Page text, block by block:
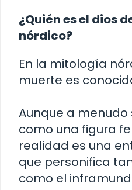
¿Quién es el dios
nórdico?
En la mitología
muerte es
Aunque a
como una figura
realidad es una
que personifica
como el